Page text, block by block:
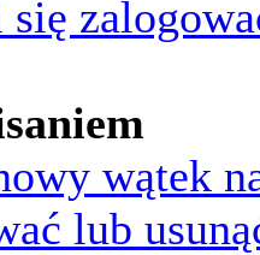
wątek
lub